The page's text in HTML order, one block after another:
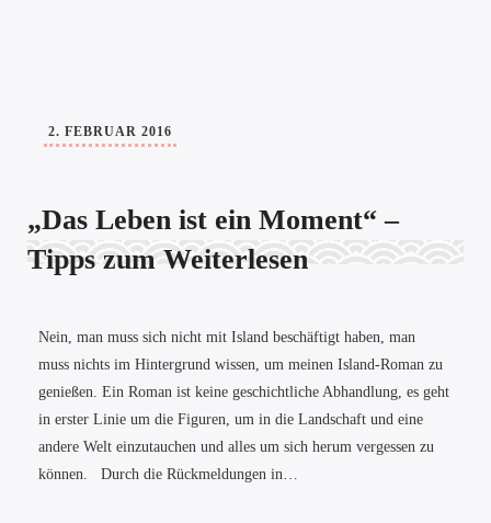
2. FEBRUAR 2016
„Das Leben ist ein Moment“ –
Tipps zum Weiterlesen
Nein, man muss sich nicht mit Island beschäftigt haben, man
muss nichts im Hintergrund wissen, um meinen Island-Roman zu
genießen. Ein Roman ist keine geschichtliche Abhandlung, es geht
in erster Linie um die Figuren, um in die Landschaft und eine
andere Welt einzutauchen und alles um sich herum vergessen zu
können. Durch die Rückmeldungen in…